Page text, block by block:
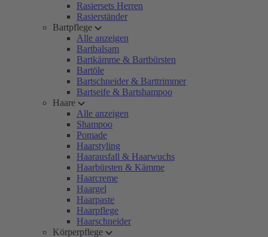
Rasiersets Herren
Rasierständer
Bartpflege
Alle anzeigen
Bartbalsam
Bartkämme & Bartbürsten
Bartöle
Bartschneider & Barttrimmer
Bartseife & Bartshampoo
Haare
Alle anzeigen
Shampoo
Pomade
Haarstyling
Haarausfall & Haarwuchs
Haarbürsten & Kämme
Haarcreme
Haargel
Haarpaste
Haarpflege
Haarschneider
Körperpflege